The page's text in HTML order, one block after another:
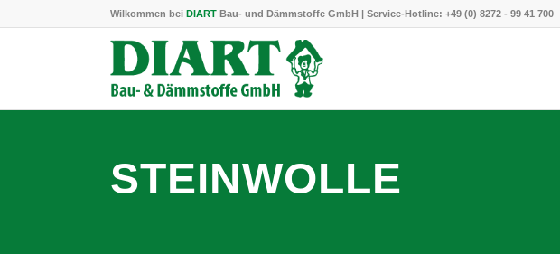
Wilkommen bei DIART Bau- und Dämmstoffe GmbH | Service-Hotline: +49 (0) 8272 - 99 41 700
STEINWOLLE